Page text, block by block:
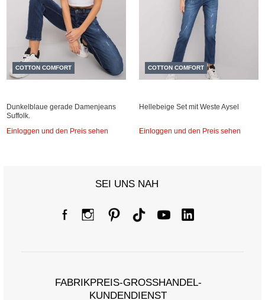
COTTON COMFORT
Dunkelblaue gerade Damenjeans
Suffolk.
Einloggen und den Preis sehen
COTTON COMFORT
Hellebeige Set mit Weste Aysel
Einloggen und den Preis sehen
SEI UNS NAH
FABRIKPREIS-GROSSHANDEL-K
UNDENDIENST